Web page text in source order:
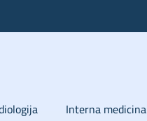
Interna medicina